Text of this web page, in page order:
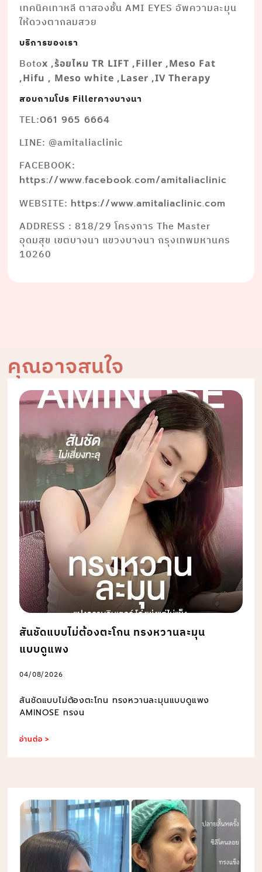
เทคนิคเทาหลี ตาสองชั้น AMI EYES อัพความละมุน
ให้ดวงตากลมสวย
บริการของเรา
Botox ,ร้อยไหม TR LIFT ,Filler ,Meso Fat
,Hifu , Meso white ,Laser ,IV Therapy
สอบถามโปร Fillerคางบางนา
TEL:061 965 6664
LINE: @amitaliaclinic
FACEBOOK:
https://www.facebook.com/amitaliaclinic
WEBSITE: https://www.amitaliaclinic.com
ADDRESS : 818/29 โครงการ The Master
อุดมสุข เขตบางนา แขวงบางนา กรุงเทพมหานคร
10260
คุณอาจสนใจ
สันชัดแบบไม่ต้องตะโกน ทรงหวานละมุน
แบบดูแพง
04/08/2026
สันชัดแบบไม่ต้องตะโกน ทรงหวานละมุนแบบดูแพง
AMINOSE ทรงน
อ่านต่อ >